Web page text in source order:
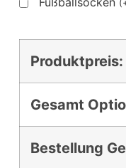
(
Produktpreis:
Gesamt
Bestellung